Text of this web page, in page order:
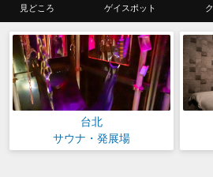
見どころ ゲイスポット
台北
サウナ・発展場